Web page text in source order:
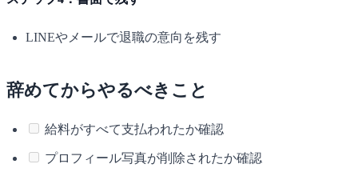
LINEやメールで退職の意向を残す
辞めてからやるべきこと
給料がすべて支払われたか確認
プロフィール写真が削除されたか確認